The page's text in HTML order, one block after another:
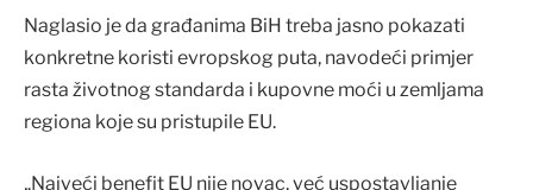
Naglasio je da građanima BiH treba jasno pokazati
konkretne koristi evropskog puta, navodeći primjer
rasta životnog standarda i kupovne moći u zemljama
regiona koje su pristupile EU.
„Najveći benefit EU nije novac, već uspostavljanje